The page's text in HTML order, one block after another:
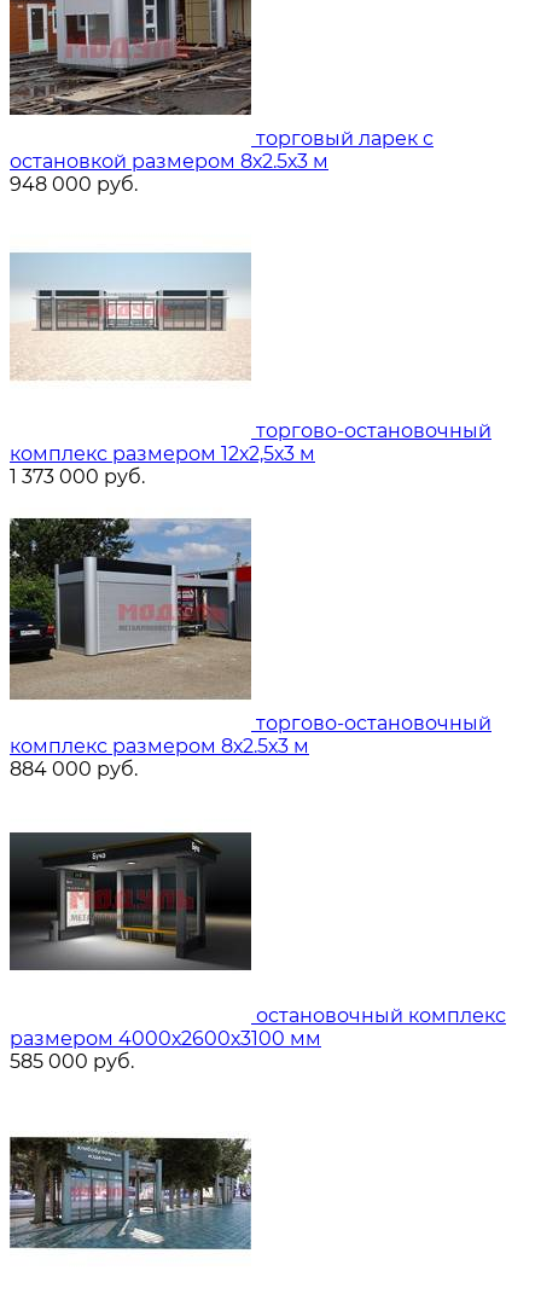
торговый ларек с
остановкой размером 8х2.5х3 м
948 000 руб.
торгово-остановочный
комплекс размером 12х2,5х3 м
1 373 000 руб.
торгово-остановочный
комплекс размером 8х2.5х3 м
884 000 руб.
остановочный комплекс
размером 4000х2600х3100 мм
585 000 руб.